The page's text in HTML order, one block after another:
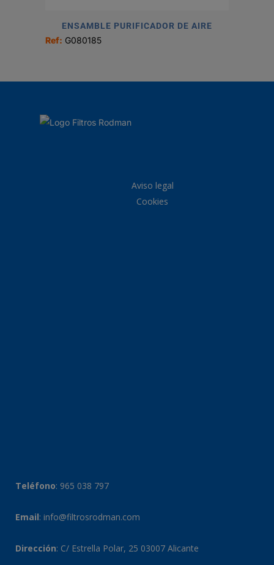
ENSAMBLE PURIFICADOR DE AIRE
Ref: G080185
Aviso legal
Cookies
Teléfono: 965 038 797
Email: info@filtrosrodman.com
Dirección: C/ Estrella Polar, 25 03007 Alicante